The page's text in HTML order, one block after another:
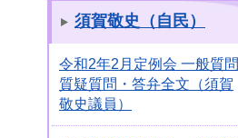
須賀敬史（自民）
令和2年2月定例会 一般質問
質疑質問・答弁全文（須賀
敬史議員）